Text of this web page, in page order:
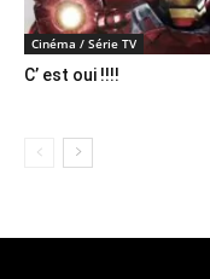
Cinéma / Série TV
C’ est oui !!!!